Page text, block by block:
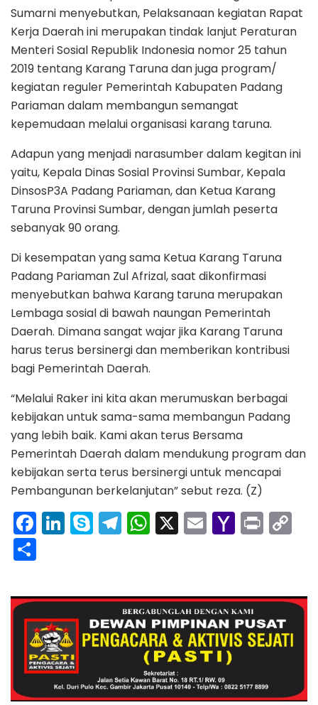
Sumarni menyebutkan, Pelaksanaan kegiatan Rapat
Kerja Daerah ini merupakan tindak lanjut Peraturan
Menteri Sosial Republik Indonesia nomor 25 tahun
2019 tentang Karang Taruna dan juga program/
kegiatan reguler Pemerintah Kabupaten Padang
Pariaman dalam membangun semangat
kepemudaan melalui organisasi karang taruna.
Adapun yang menjadi narasumber dalam kegitan ini
yaitu, Kepala Dinas Sosial Provinsi Sumbar, Kepala
DinsosP3A Padang Pariaman, dan Ketua Karang
Taruna Provinsi Sumbar, dengan jumlah peserta
sebanyak 90 orang.
Di kesempatan yang sama Ketua Karang Taruna
Padang Pariaman Zul Afrizal, saat dikonfirmasi
menyebutkan bahwa Karang taruna merupakan
Lembaga sosial di bawah naungan Pemerintah
Daerah. Dimana sangat wajar jika Karang Taruna
harus terus bersinergi dan memberikan kontribusi
bagi Pemerintah Daerah.
“Melalui Raker ini kita akan merumuskan berbagai
kebijakan untuk sama-sama membangun Padang
yang lebih baik. Kami akan terus Bersama
Pemerintah Daerah dalam mendukung program dan
kebijakan serta terus bersinergi untuk mencapai
Pembangunan berkelanjutan” sebut reza. (Z)
F
a
e
b
o
o
k
Li
n
e
dI
n
S
k
p
e
T
el
gr
a
m
W
h
ts
A
p
p
X E
m
l
Y
a
o
o
M
l
Pr
in
y
Li
n
ar
e